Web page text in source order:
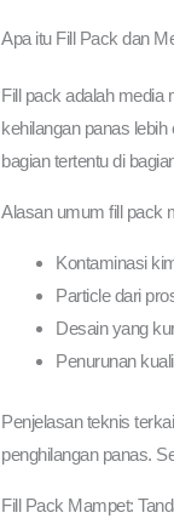
Apa itu Fill Pack dan
Fill pack adalah media
kehilangan panas
bagian tertentu di
Alasan umum fill pack
Kontaminasi
Particle dari
Desain yang
Penurunan
Penjelasan teknis
penghilangan panas.
Fill Pack Mampet: